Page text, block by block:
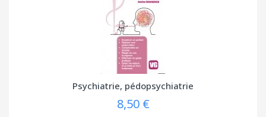
Psychiatrie, pédopsychiatrie
8,50 €